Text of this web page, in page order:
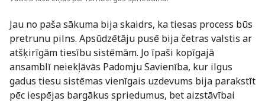
Jau no paša sākuma bija skaidrs, ka tiesas process būs
pretrunu pilns. Apsūdzētāju pusē bija četras valstis ar
atšķirīgām tiesību sistēmām. Jo īpaši kopīgajā
ansamblī neiekļāvās Padomju Savienība, kur ilgus
gadus tiesu sistēmas vienīgais uzdevums bija parakstīt
pēc iespējas bargākus spriedumus, bet aizstāvībai